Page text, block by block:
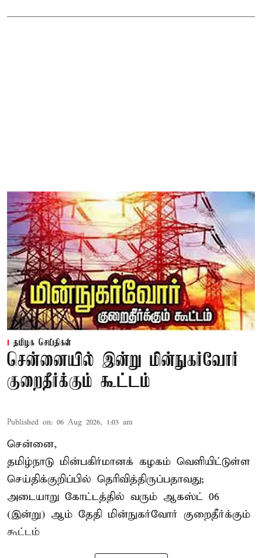
தமிழக செய்திகள்
சென்னையில் இன்று மின்நுகர்வோர்
குறைதீர்க்கும் கூட்டம்
Published on: 06 Aug 2026, 1:03 am
சென்னை,
தமிழ்நாடு மின்பகிர்மானக் கழகம் வெளியிட்டுள்ள
செய்திக்குறிப்பில் தெரிவித்திருப்பதாவது;
அடையாறு கோட்டத்தில் வரும் ஆகஸ்ட் 06
(இன்று) ஆம் தேதி மின்நுகர்வோர் குறைதீர்க்கும்
கூட்டம்